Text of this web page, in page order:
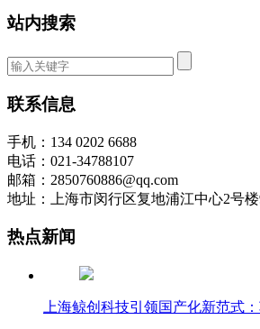
站内搜索
联系信息
手机：134 0202 6688
电话：021-34788107
邮箱：2850760886@qq.com
地址：上海市闵行区复地浦江中心2号楼
热点新闻
上海鲸创科技引领国产化新范式